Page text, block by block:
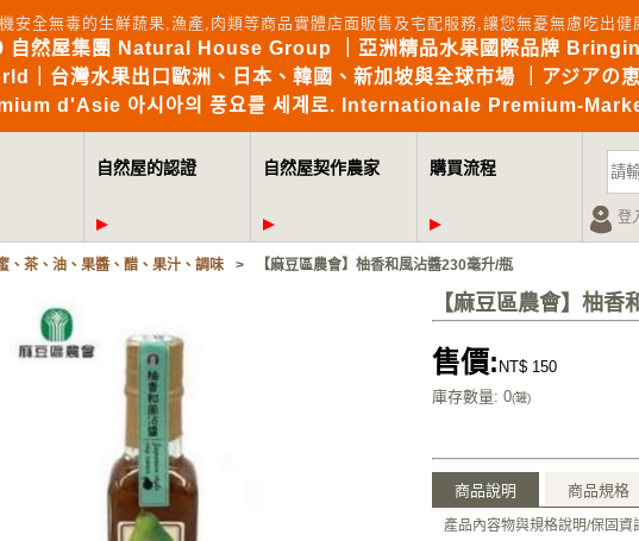
安全無毒的生鮮蔬果,漁產,肉類等商品實體店面販售及宅配服務,讓您無憂無慮吃
自然屋集團 Natural House Group ｜亞洲精品水果國際品牌
台灣水果出口歐洲、日本、韓國、新加坡與全球市場 ｜アジアの
d'Asie 아시아의 풍요를 세계로. Internationale Premium-
自然屋的認證 自然屋契作農家 購買流程
登
、茶、油、果醬、醋、果汁、調味 > 【麻豆區農會】柚香和風沾醬230毫升/瓶
【麻豆區農會】柚香
售價: NT$ 150
庫存數量: 0(罐)
商品說明 商品規格
產品內容物與規格說明/保固資